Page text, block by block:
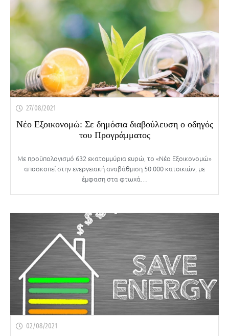
27/08/2021
Νέο Εξοικονομώ: Σε δημόσια διαβούλευση ο οδηγός
του Προγράμματος
Με προϋπολογισμό 632 εκατομμύρια ευρώ, το «Νέο Εξοικονομώ»
αποσκοπεί στην ενεργειακή αναβάθμιση 50.000 κατοικιών, με
έμφαση στα φτωχά…
02/08/2021